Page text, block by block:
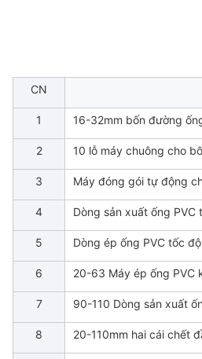
CN
1 16-32mm bốn đường
2 10 lỗ máy chuông cho
3 Máy đóng gói tự động
4 Dòng sản xuất ống PVC
5 Dòng ép ống PVC tốc
6 20-63 Máy ép ống PVC
7 90-110 Dòng sản xuất
8 20-110mm hai cái chết